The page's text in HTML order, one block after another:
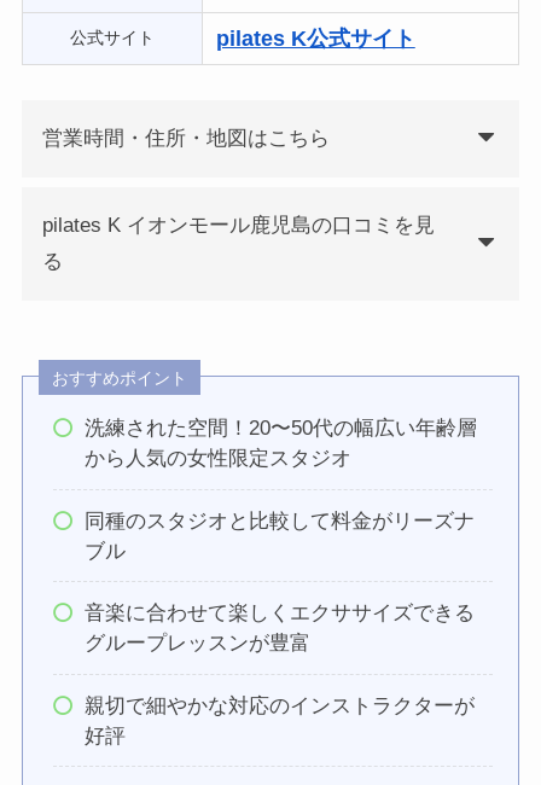
公式サイト pilates K公式サイト
営業時間・住所・地図はこちら
pilates K イオンモール鹿児島の口コミを見
る
おすすめポイント
洗練された空間！20〜50代の幅広い年齢層
から人気の女性限定スタジオ
同種のスタジオと比較して料金がリーズナ
ブル
音楽に合わせて楽しくエクササイズできる
グループレッスンが豊富
親切で細やかな対応のインストラクターが
好評